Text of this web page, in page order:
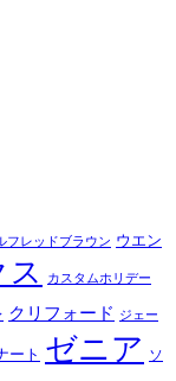
フレッドブラウン ウエン
ス カスタムホリデー
クリフォード ジェー
ート ゼニア ソ